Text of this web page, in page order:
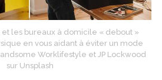
et les bureaux à domicile « debout »
en vous aidant à éviter un mode
Worklifestyle et JP Lockwood
sur Unsplash